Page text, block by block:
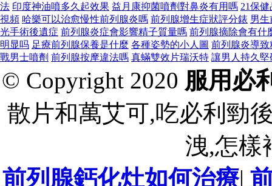
法 印度神油噴多久起效果 益月康抑菌噴劑對鼻炎有用嗎 21保
視頻 哈樂可以治愈慢性前列腺炎嗎 前列腺增生症狀評分錶 男生
光手術後遺症 前列腺炎症會影響精子質量嗎 前列腺摘除會有什
明显吗 足療前列腺保養是什麼 各種姿勢的小人圖 前列腺炎導
戰男士噴劑 前列腺按摩違法嗎 真蟎雙效片瑞沃特 讓男人持久堅
© Copyright 2020 服用必
散片和萬艾可,吃必利勁
洩,怎樣
前列腺鈣化灶如何治療|